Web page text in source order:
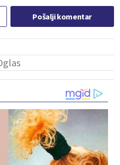
Pošalji komentar